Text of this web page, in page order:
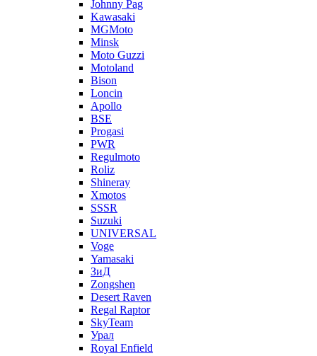
Johnny Pag
Kawasaki
MGMoto
Minsk
Moto Guzzi
Motoland
Bison
Loncin
Apollo
BSE
Progasi
PWR
Regulmoto
Roliz
Shineray
Xmotos
SSSR
Suzuki
UNIVERSAL
Voge
Yamasaki
ЗиД
Zongshen
Desert Raven
Regal Raptor
SkyTeam
Урал
Royal Enfield